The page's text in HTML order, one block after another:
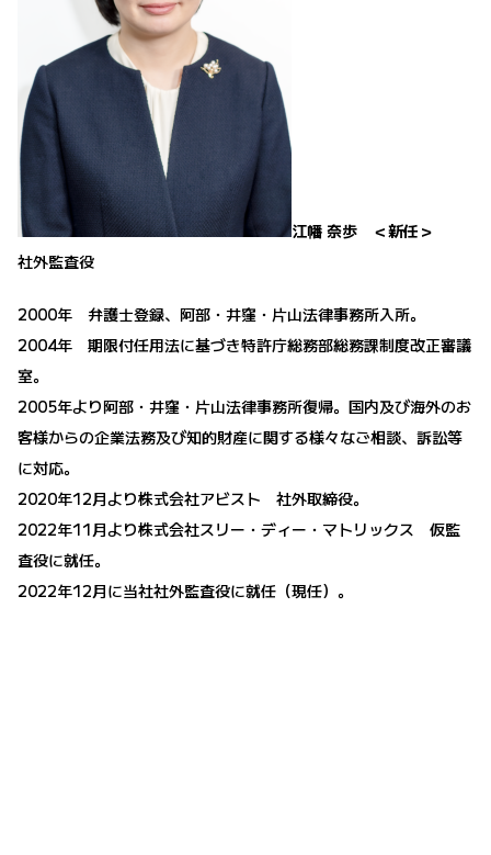
江幡 奈歩 ＜新任＞
社外監査役
2000年 弁護士登録、阿部・井窪・片山法律事務所入所。
2004年 期限付任用法に基づき特許庁総務部総務課制度改正審議
室。
2005年より阿部・井窪・片山法律事務所復帰。国内及び海外のお
客様からの企業法務及び知的財産に関する様々なご相談、訴訟等
に対応。
2020年12月より株式会社アビスト 社外取締役。
2022年11月より株式会社スリー・ディー・マトリックス 仮監
査役に就任。
2022年12月に当社社外監査役に就任（現任）。